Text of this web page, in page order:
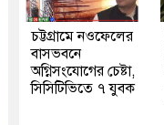
চট্টগ্রামে নওফেলের
বাসভবনে
অগ্নিসংযোগের চেষ্টা,
সিসিটিভিতে ৭ যুবক